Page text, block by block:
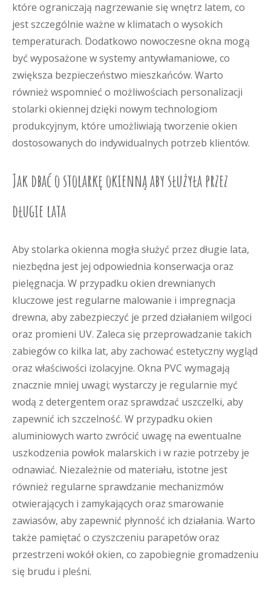
które ograniczają nagrzewanie się wnętrz latem, co
jest szczególnie ważne w klimatach o wysokich
temperaturach. Dodatkowo nowoczesne okna mogą
być wyposażone w systemy antywłamaniowe, co
zwiększa bezpieczeństwo mieszkańców. Warto
również wspomnieć o możliwościach personalizacji
stolarki okiennej dzięki nowym technologiom
produkcyjnym, które umożliwiają tworzenie okien
dostosowanych do indywidualnych potrzeb klientów.
Jak dbać o stolarkę okienną aby służyła przez
długie lata
Aby stolarka okienna mogła służyć przez długie lata,
niezbędna jest jej odpowiednia konserwacja oraz
pielęgnacja. W przypadku okien drewnianych
kluczowe jest regularne malowanie i impregnacja
drewna, aby zabezpieczyć je przed działaniem wilgoci
oraz promieni UV. Zaleca się przeprowadzanie takich
zabiegów co kilka lat, aby zachować estetyczny wygląd
oraz właściwości izolacyjne. Okna PVC wymagają
znacznie mniej uwagi; wystarczy je regularnie myć
wodą z detergentem oraz sprawdzać uszczelki, aby
zapewnić ich szczelność. W przypadku okien
aluminiowych warto zwrócić uwagę na ewentualne
uszkodzenia powłok malarskich i w razie potrzeby je
odnawiać. Niezależnie od materiału, istotne jest
również regularne sprawdzanie mechanizmów
otwierających i zamykających oraz smarowanie
zawiasów, aby zapewnić płynność ich działania. Warto
także pamiętać o czyszczeniu parapetów oraz
przestrzeni wokół okien, co zapobiegnie gromadzeniu
się brudu i pleśni.